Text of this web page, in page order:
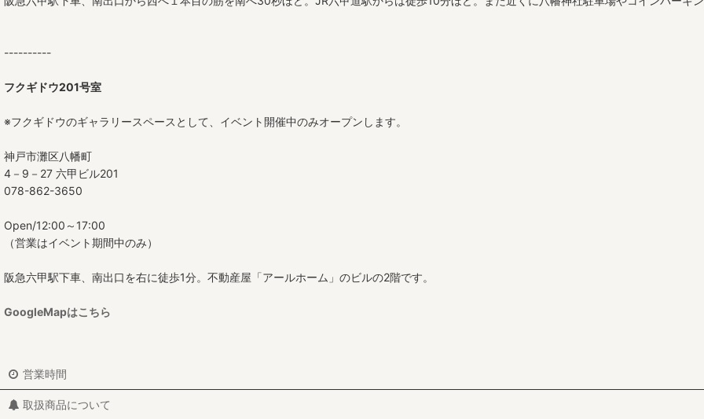
----------
フクギドウ201号室
※フクギドウのギャラリースペースとして、イベント開催中のみオープンします。
神戸市灘区八幡町
4－9－27 六甲ビル201
078-862-3650
Open/12:00～17:00
（営業はイベント期間中のみ）
阪急六甲駅下車、南出口を右に徒歩1分。不動産屋「アールホーム」のビルの2階です。
GoogleMapはこちら
営業時間
取扱商品について